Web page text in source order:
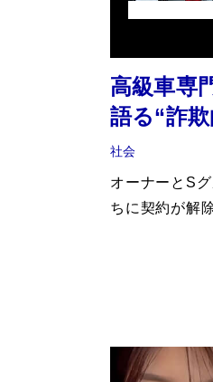
高級車専
語る“詐
社会
オーナーとS
ちに契約が解